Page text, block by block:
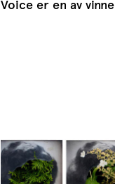
Voice er en av